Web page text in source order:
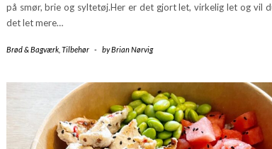
på smør, brie og syltetøj.Her er det gjort let, virkelig let og vil
det let mere…
Brød & Bagværk, Tilbehør - byBrian Nørvig